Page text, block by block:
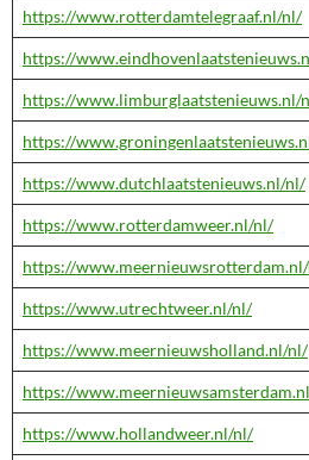
https://www.rotterdamtelegraaf.nl/nl/
https://
https://www.limburglaatstenieuws.nl/
https://
https://www.dutchlaatstenieuws.nl/nl/
https://www.rotterdamweer.nl/nl/
https://
https://www.utrechtweer.nl/nl/
https://www.meernieuwsholland.nl/nl/
https://
https://www.hollandweer.nl/nl/